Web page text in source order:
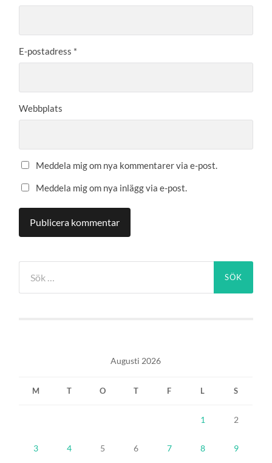
E-postadress *
Webbplats
Meddela mig om nya kommentarer via e-post.
Meddela mig om nya inlägg via e-post.
efter:
Augusti 2026
M T O T F L S
1 2
3 4 5 6 7 8 9